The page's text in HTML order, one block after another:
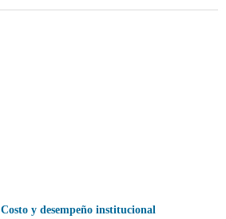
Costo y desempeño institucional